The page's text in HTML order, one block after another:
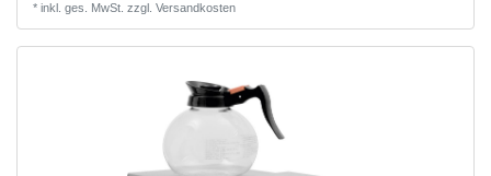
* inkl. ges. MwSt. zzgl. Versandkosten